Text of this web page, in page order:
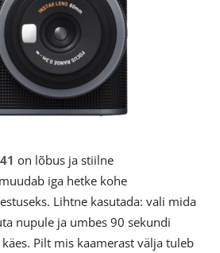
on lõbus ja stiilne
iga hetke kohe
Lihtne kasutada: vali mida
nupule ja umbes 90 sekundi
Pilt mis kaamerast välja tuleb